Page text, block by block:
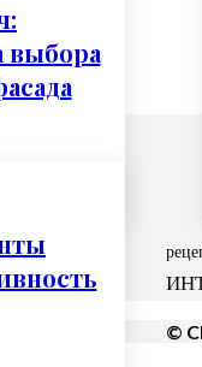
выбора
©